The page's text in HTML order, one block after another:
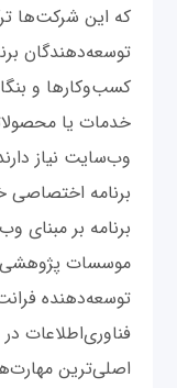
که این شرکت‌ها
توسعه‌دهندگان
کسب‌وکارها و
خدمات یا
وب‌سایت نیاز
برنامه اختصاصی
برنامه بر
موسسات پژوهشی
توسعه‌دهنده
اصلی‌ترین